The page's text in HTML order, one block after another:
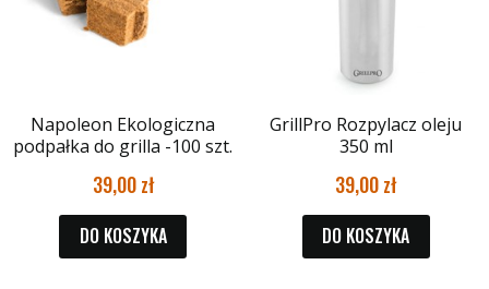
Napoleon Ekologiczna
podpałka do grilla -100 szt.
39,00
DO KOSZYKA
GrillPro Rozpylacz oleju
350 ml
39,00
DO KOSZYKA